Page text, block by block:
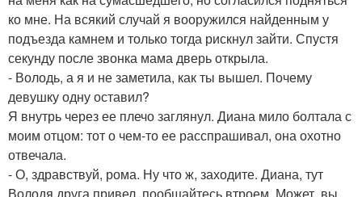
ко мне. На всякий случай я вооружился найденным у
подъезда камнем и только тогда рискнул зайти. Спустя
секунду после звонка мама дверь открыла.
- Володь, а я и не заметила, как ты вышел. Почему
девушку одну оставил?
Я внутрь через ее плечо заглянул. Диана мило болтала с
моим отцом: тот о чем-то ее расспрашивал, она охотно
отвечала.
- О, здравствуй, рома. Ну что ж, заходите. Диана, тут
Володя друга привел, пообщайтесь втроем. Может, вы